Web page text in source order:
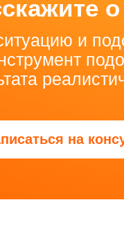
на
и